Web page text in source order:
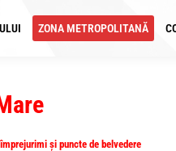
ZONA METROPOLITANĂ
şi puncte de belvedere